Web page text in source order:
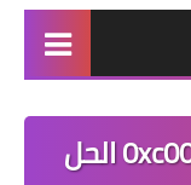
حل مشكلة الخطأ 0xc0000142 الحل